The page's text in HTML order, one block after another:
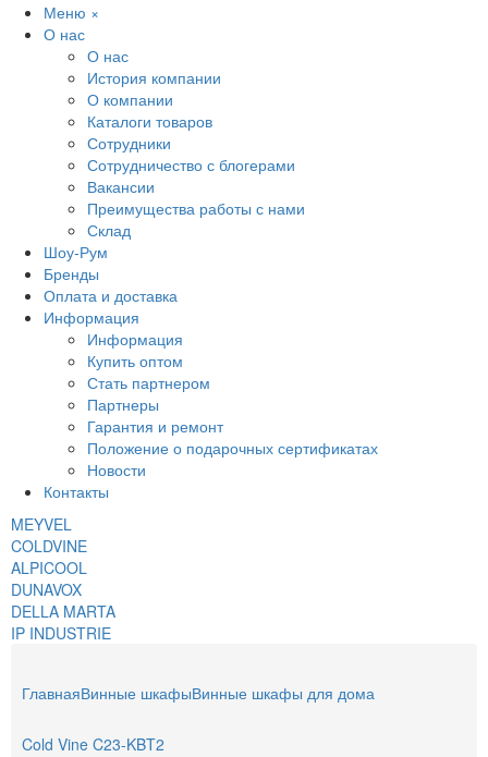
Меню ×
О нас
О нас
История компании
О компании
Каталоги товаров
Сотрудники
Сотрудничество с блогерами
Вакансии
Преимущества работы с нами
Склад
Шоу-Рум
Бренды
Оплата и доставка
Информация
Информация
Купить оптом
Стать партнером
Партнеры
Гарантия и ремонт
Положение о подарочных сертификатах
Новости
Контакты
MEYVEL
COLDVINE
ALPICOOL
DUNAVOX
DELLA MARTA
IP INDUSTRIE
ГлавнаяВинные шкафыВинные шкафы для дома
Cold Vine C23-KBT2